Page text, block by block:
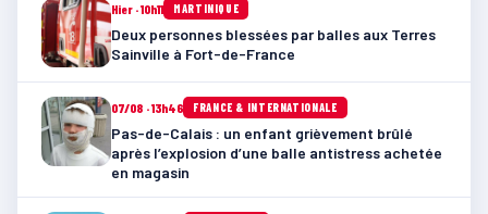
Hier · 10h11 MARTINIQUE
Deux personnes blessées par balles aux Terres
Sainville à Fort-de-France
07/08 · 13h46 FRANCE & INTERNATIONALE
Pas-de-Calais : un enfant grièvement brûlé
après l’explosion d’une balle antistress achetée
en magasin